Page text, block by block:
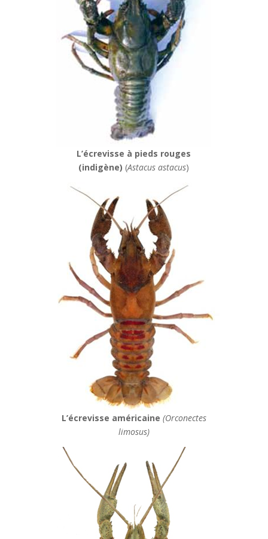
L’écrevisse à pieds rouges
(indigène) (Astacus astacus)
L’écrevisse américaine (Orconectes
limosus)